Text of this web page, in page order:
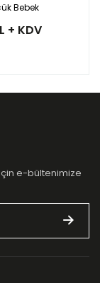
Bebek
+ KDV
e-bültenimize